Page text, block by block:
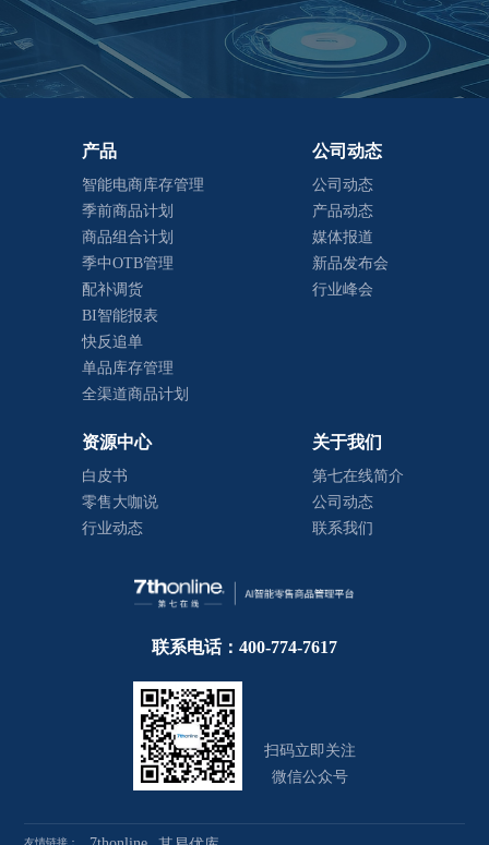
产品
智能电商库存管理
季前商品计划
商品组合计划
季中OTB管理
配补调货
BI智能报表
快反追单
单品库存管理
全渠道商品计划
公司动态
公司动态
产品动态
媒体报道
新品发布会
行业峰会
资源中心
白皮书
零售大咖说
行业动态
关于我们
第七在线简介
公司动态
联系我们
联系电话：400-774-7617
扫码立即关注
微信公众号
友情链接：